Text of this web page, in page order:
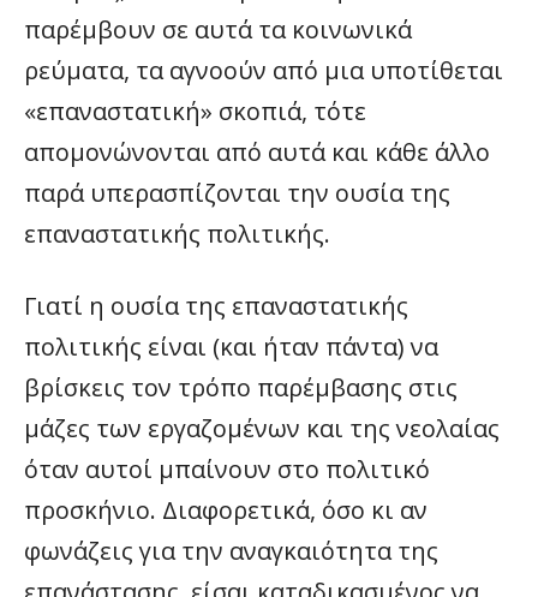
παρέμβουν σε αυτά τα κοινωνικά
ρεύματα, τα αγνοούν από μια υποτίθεται
«επαναστατική» σκοπιά, τότε
απομονώνονται από αυτά και κάθε άλλο
παρά υπερασπίζονται την ουσία της
επαναστατικής πολιτικής.
Γιατί η ουσία της επαναστατικής
πολιτικής είναι (και ήταν πάντα) να
βρίσκεις τον τρόπο παρέμβασης στις
μάζες των εργαζομένων και της νεολαίας
όταν αυτοί μπαίνουν στο πολιτικό
προσκήνιο. Διαφορετικά, όσο κι αν
φωνάζεις για την αναγκαιότητα της